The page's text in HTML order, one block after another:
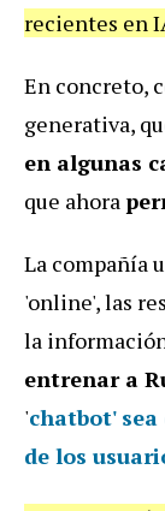
recientes en
En concreto,
generativa,
en algunas
que ahora
La compañía
'online', las
la
entrenar a
'chatbot' sea
de los